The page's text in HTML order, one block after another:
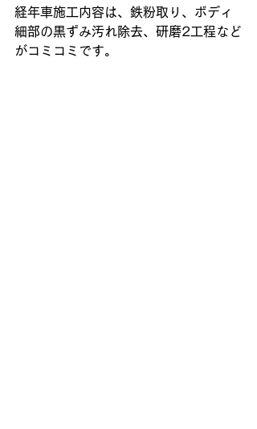
経年車施工内容は、鉄粉取り、ボディ
細部の黒ずみ汚れ除去、研磨2工程など
がコミコミです。